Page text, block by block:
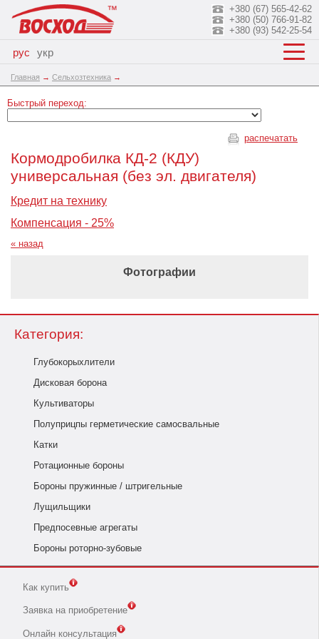
рус укр
+380 (67) 565-42-62
+380 (50) 766-91-82
+380 (93) 542-25-54
Главная → Сельхозтехника →
Категория:
Глубокорыхлители
Дисковая борона
Культиваторы
Полуприцпы герметические самосвальные
Катки
Ротационные бороны
Бороны пружинные / штригельные
Лущильщики
Предпосевные агрегаты
Бороны роторно-зубовые
Как купить
Заявка на приобретение
Онлайн консультация
Быстрый переход:
распечатать
Кормодробилка КД-2 (КДУ)
универсальная (без эл. двигателя)
Кредит на технику
Компенсация - 25%
« назад
Фотографии